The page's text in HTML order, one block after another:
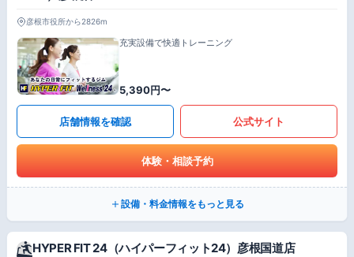
彦根市役所から2826m
充実設備で快適トレーニング
5,390円〜
店舗情報を確認 公式サイト
体験・相談予約
設備・料金情報をもっと見る
HYPER FIT 24（ハイパーフィット24）彦根国道店